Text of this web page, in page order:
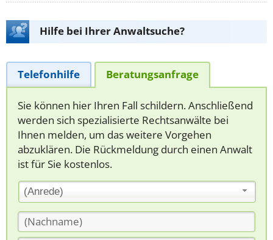
Hilfe bei Ihrer Anwaltsuche?
Telefonhilfe Beratungsanfrage
Sie können hier Ihren Fall schildern. Anschließend
werden sich spezialisierte Rechtsanwälte bei
Ihnen melden, um das weitere Vorgehen
abzuklären. Die Rückmeldung durch einen Anwalt
ist für Sie kostenlos.
(Anrede)